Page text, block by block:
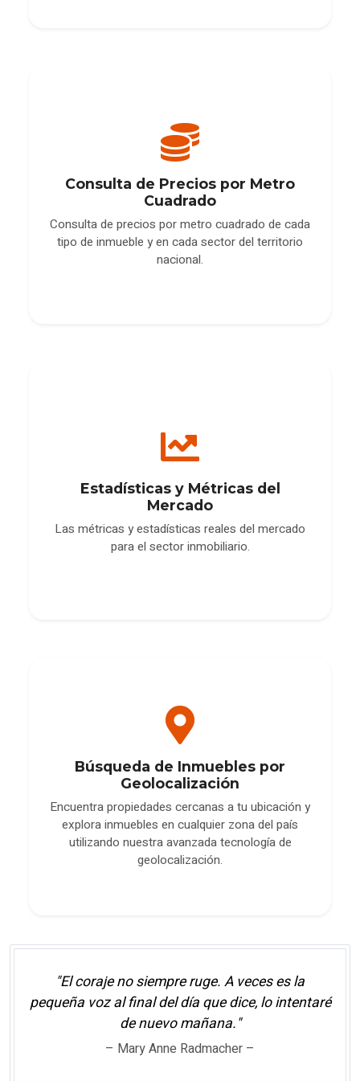
Consulta de Precios por Metro
Cuadrado
Consulta de precios por metro cuadrado de cada
tipo de inmueble y en cada sector del territorio
nacional.
Estadísticas y Métricas del
Mercado
Las métricas y estadísticas reales del mercado
para el sector inmobiliario.
Búsqueda de Inmuebles por
Geolocalización
Encuentra propiedades cercanas a tu ubicación y
explora inmuebles en cualquier zona del país
utilizando nuestra avanzada tecnología de
geolocalización.
"El coraje no siempre ruge. A veces es la
pequeña voz al final del día que dice, lo intentaré
de nuevo mañana."
– Mary Anne Radmacher –